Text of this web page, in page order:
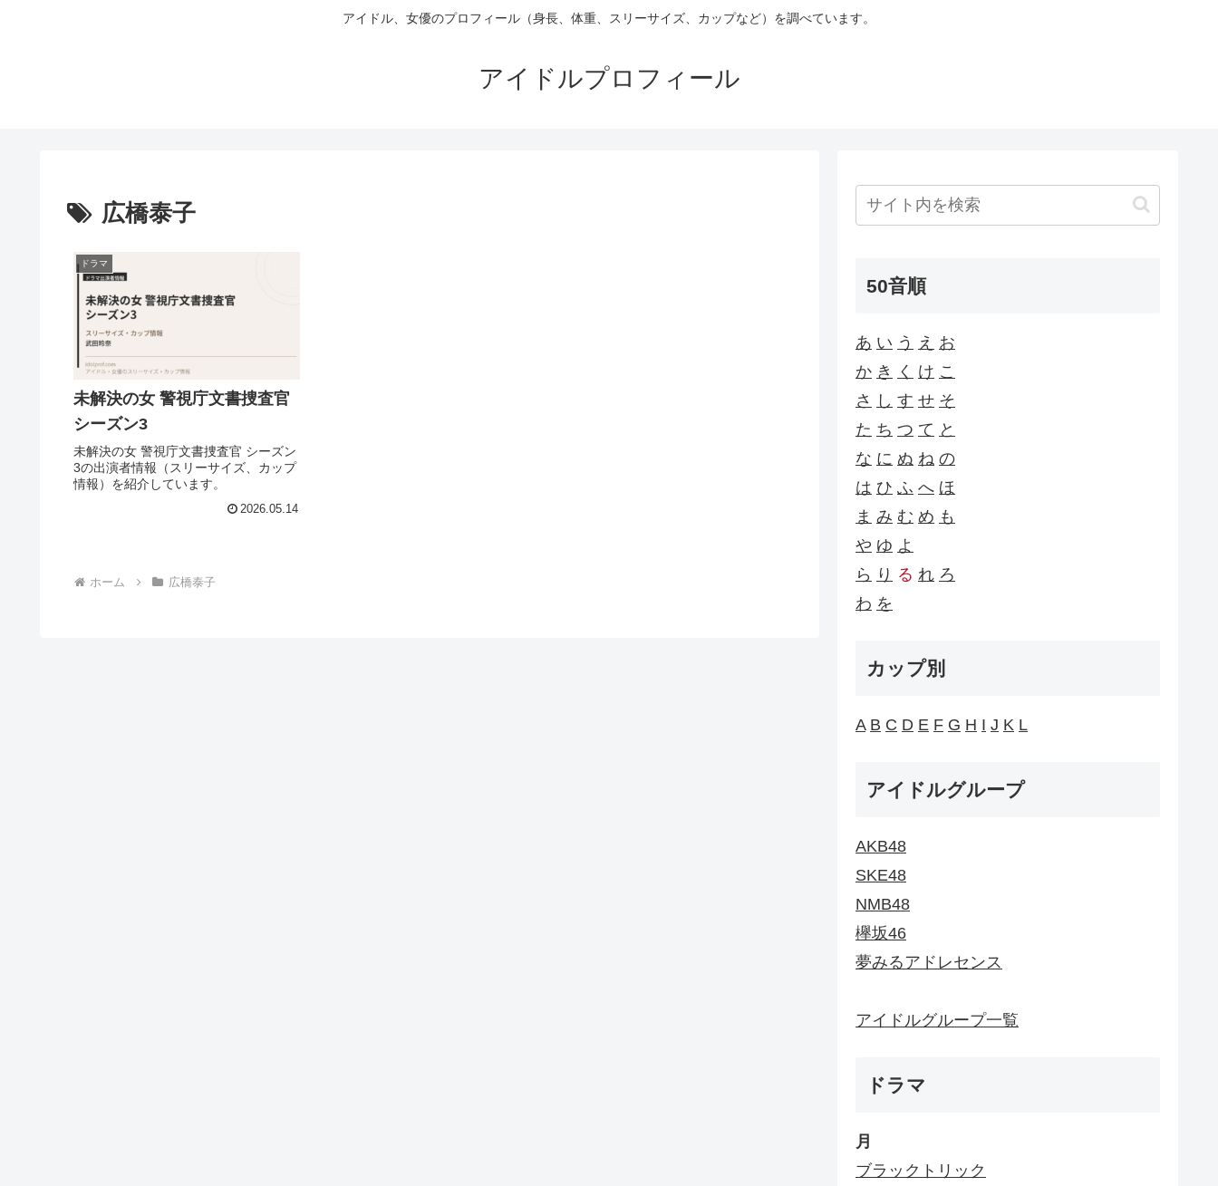
アイドル、女優のプロフィール（身長、体重、スリーサイズ、カップなど）を調べています。
アイドルプロフィール
広橋泰子
ドラマ
未解決の女 警視庁文書捜査官
シーズン3
未解決の女 警視庁文書捜査官 シーズン
3の出演者情報（スリーサイズ、カップ
情報）を紹介しています。
2026.05.14
ホーム 広橋泰子
50音順
あ い う え お
か き く け こ
さ
し す せ そ
た ち つ て と
な に ぬ ね の
は ひ ふ へ ほ
ま み む め も
や ゆ よ
ら り る れ ろ
わ を
カップ別
A B C D E F G H I J K L
アイドルグループ
AKB48
SKE48
NMB48
欅坂46
夢みるアドレセンス
アイドルグループ一覧
ドラマ
月
ブラックトリック